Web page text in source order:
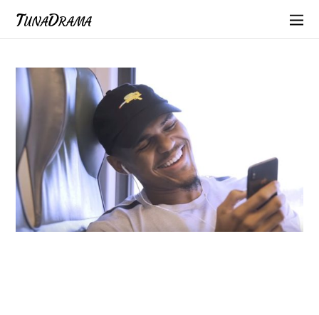
TunaDrama